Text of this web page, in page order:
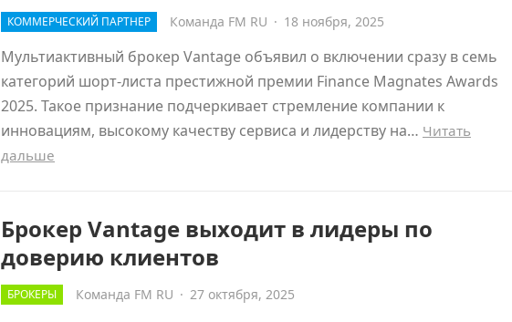
КОММЕРЧЕСКИЙ ПАРТНЕР Команда FM RU · 18 ноября, 2025
Мультиактивный брокер Vantage объявил о включении сразу в семь
категорий шорт-листа престижной премии Finance Magnates Awards
2025. Такое признание подчеркивает стремление компании к
инновациям, высокому качеству сервиса и лидерству на… Читать
дальше
Брокер Vantage выходит в лидеры по
доверию клиентов
БРОКЕРЫ Команда FM RU · 27 октября, 2025